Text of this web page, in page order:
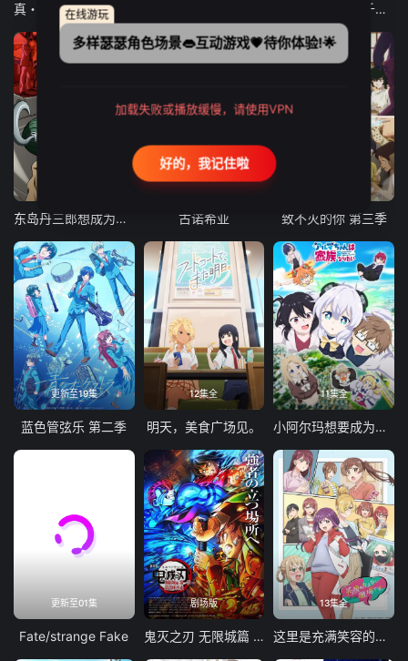
弹珠汽水瓶里的千岁同学
东岛丹三郎想成为假面骑士
更新至21集
古诺希亚 致不灭的你 第三季
更新至19集
蓝色管弦乐 第二季
12集全
明天，美食广场见。
11集全
小阿尔玛想要成为家人
更新至01集
Fate/strange Fake
剧场版
鬼灭之刃 无限城篇 第一章 猗窝座再袭
13集全
这里是充满笑容的职场。
在线游玩
多样瑟瑟角色场景👄互动游戏💗待你体验!🌟
加载失败或播放缓慢，请使用VPN
好的，我记住啦